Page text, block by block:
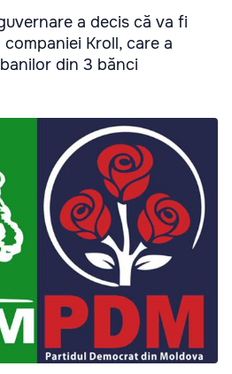
a decis că va fi
Kroll, care a
din 3 bănci